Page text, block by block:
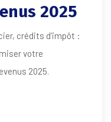
2025
crédits d’impôt :
votre
2025.